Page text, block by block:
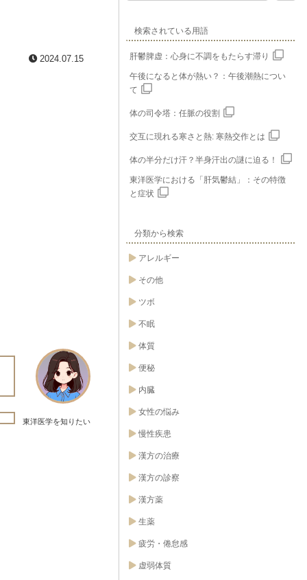
2024.07.15
東洋医学を知りたい
検索されている用語
肝鬱脾虚：心身に不調をもたらす滞り
午後になると体が熱い？：午後潮熱につい
て
体の司令塔：任脈の役割
交互に現れる寒さと熱: 寒熱交作とは
体の半分だけ汗？半身汗出の謎に迫る！
東洋医学における「肝気鬱結」：その特徴
と症状
分類から検索
アレルギー
その他
ツボ
不眠
体質
便秘
内臓
女性の悩み
慢性疾患
漢方の治療
漢方の診察
漢方薬
生薬
疲労・倦怠感
虚弱体質